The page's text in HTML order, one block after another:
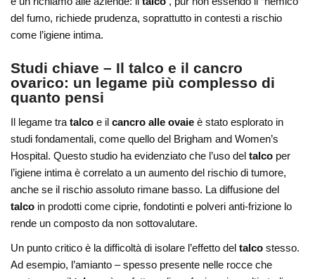
del fumo, richiede prudenza, soprattutto in contesti a rischio
come l’igiene intima.
Studi chiave – Il talco e il cancro
ovarico: un legame più complesso di
quanto pensi
Il legame tratalco e ilcancro alle ovaie è stato esplorato in
studi fondamentali, come quello del Brigham and Women’s
Hospital. Questo studio ha evidenziato che l’uso deltalco per
l’igiene intima è correlato a un aumento del rischio di tumore,
anche se il rischio assoluto rimane basso. La diffusione del
talco in prodotti come ciprie, fondotinti e polveri anti-frizione lo
rende un composto da non sottovalutare.
Un punto critico è la difficoltà di isolare l’effetto deltalco stesso.
Ad esempio, l’amianto – spesso presente nelle rocce che